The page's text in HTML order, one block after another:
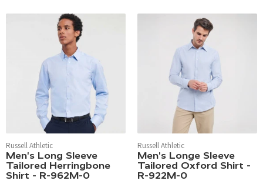
Russell Athletic
Men's Long Sleeve
Tailored Herringbone
Shirt - R-962M-0
Russell Athletic
Men's Longe Sleeve
Tailored Oxford Shirt -
R-922M-0